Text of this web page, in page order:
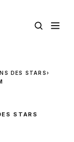
DES STARS›
STARS